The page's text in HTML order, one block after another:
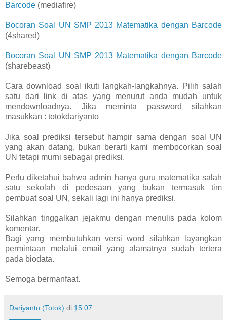
Barcode (mediafire)
Bocoran Soal UN SMP 2013 Matematika dengan Barcode
(4shared)
Bocoran Soal UN SMP 2013 Matematika dengan Barcode
(sharebeast)
Cara download soal ikuti langkah-langkahnya. Pilih salah
satu dari link di atas yang menurut anda mudah untuk
mendownloadnya. Jika meminta password silahkan
masukkan : totokdariyanto
Jika soal prediksi tersebut hampir sama dengan soal UN
yang akan datang, bukan berarti kami membocorkan soal
UN tetapi murni sebagai prediksi.
Perlu diketahui bahwa admin hanya guru matematika salah
satu sekolah di pedesaan yang bukan termasuk tim
pembuat soal UN, sekali lagi ini hanya prediksi.
Silahkan tinggalkan jejakmu dengan menulis pada kolom
komentar.
Bagi yang membutuhkan versi word silahkan layangkan
permintaan melalui email yang alamatnya sudah tertera
pada biodata.
Semoga bermanfaat.
Dariyanto (Totok) di 15:07